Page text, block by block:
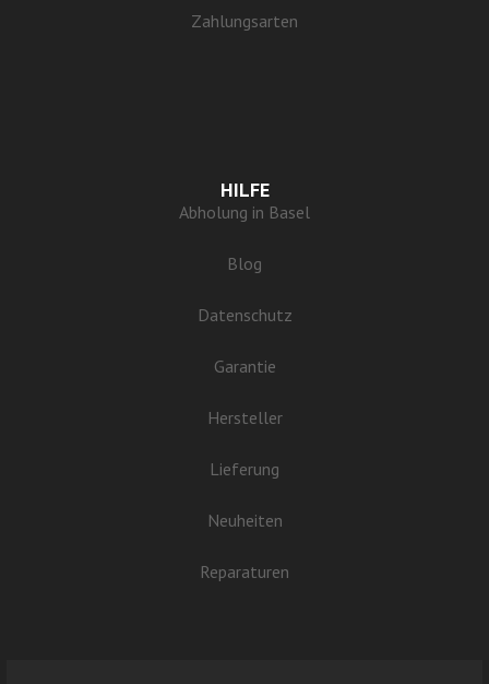
Zahlungsarten
HILFE
Abholung in Basel
Blog
Datenschutz
Garantie
Hersteller
Lieferung
Neuheiten
Reparaturen